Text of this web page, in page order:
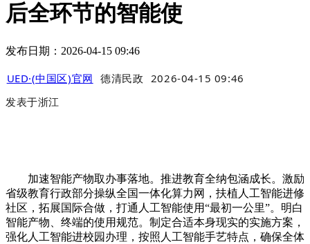
后全环节的智能使
发布日期：2026-04-15 09:46
UED·(中国区)官网 德清民政 2026-04-15 09:46
发表于浙江
加速智能产物取办事落地。推进教育全纳包涵成长。激励
省级教育行政部分操纵全国一体化算力网，扶植人工智能进修
社区，拓展国际合做，打通人工智能使用“最初一公里”。明白
智能产物、终端的使用规范。制定合适本身现实的实施方案，
强化人工智能进校园办理，按照人工智能手艺特点，确保全体